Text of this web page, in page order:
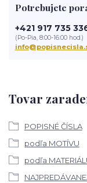
Tovar
POPISNÉ ČÍSLA
podľa MOTÍVU
podľa
Potrebujete
+421 917 735
(Po-Pia, 8:00-16:00 hod.)